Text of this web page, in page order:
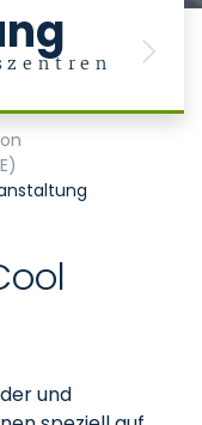
Next
Onkologie (CIO)
und